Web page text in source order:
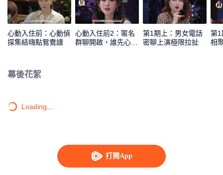
打開App
心動入住前：心動偵
探集結嗨點鴛鴦譜
心動入住前2：匿名
群聊開啟，誰先心
第1期上：男女電話
密聊上演極限拉扯
第1
相
幕後花絮
Loading…